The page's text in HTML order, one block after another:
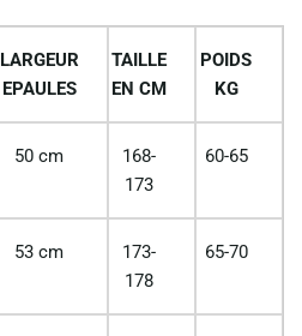
LARGEUR
EPAULES
TAILLE
EN CM
POIDS
KG
50 cm
168-
173
60-65
53 cm
173-
178
65-70